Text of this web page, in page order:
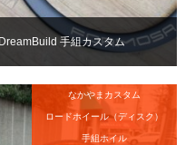
手組カスタム
なかやまカスタム
ロードホイール（ディスク）
手組ホイル